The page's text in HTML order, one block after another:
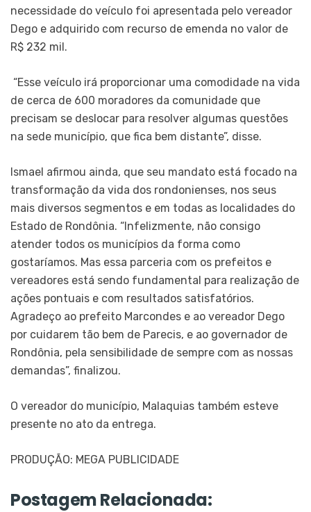
necessidade do veículo foi apresentada pelo vereador
Dego e adquirido com recurso de emenda no valor de
R$ 232 mil.
“Esse veículo irá proporcionar uma comodidade na vida
de cerca de 600 moradores da comunidade que
precisam se deslocar para resolver algumas questões
na sede município, que fica bem distante”, disse.
Ismael afirmou ainda, que seu mandato está focado na
transformação da vida dos rondonienses, nos seus
mais diversos segmentos e em todas as localidades do
Estado de Rondônia. “Infelizmente, não consigo
atender todos os municípios da forma como
gostaríamos. Mas essa parceria com os prefeitos e
vereadores está sendo fundamental para realização de
ações pontuais e com resultados satisfatórios.
Agradeço ao prefeito Marcondes e ao vereador Dego
por cuidarem tão bem de Parecis, e ao governador de
Rondônia, pela sensibilidade de sempre com as nossas
demandas”, finalizou.
O vereador do município, Malaquias também esteve
presente no ato da entrega.
PRODUÇÃO: MEGA PUBLICIDADE
Postagem Relacionada: